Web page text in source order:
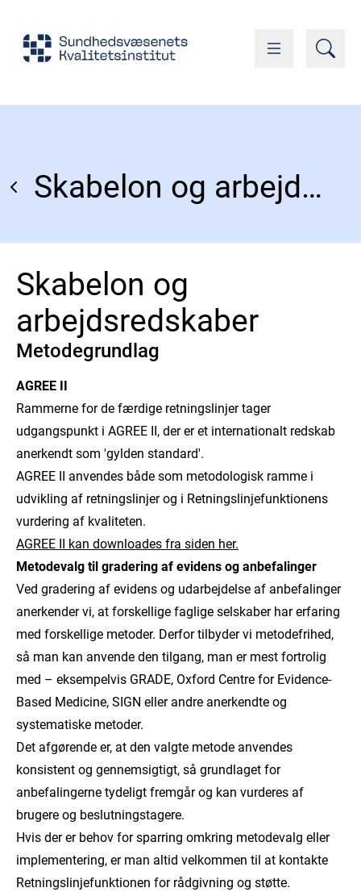
Skabelon og arbejdsredskaber
Skabelon og
arbejdsredskaber
Metodegrundlag
AGREE II
Rammerne for de færdige retningslinjer tager
udgangspunkt i AGREE II, der er et internationalt redskab
anerkendt som 'gylden standard'.
AGREE II anvendes både som metodologisk ramme i
udvikling af retningslinjer og i Retningslinjefunktionens
vurdering af kvaliteten.
AGREE II kan downloades fra siden her.
Metodevalg til gradering af evidens og anbefalinger
Ved gradering af evidens og udarbejdelse af anbefalinger
anerkender vi, at forskellige faglige selskaber har erfaring
med forskellige metoder. Derfor tilbyder vi metodefrihed,
så man kan anvende den tilgang, man er mest fortrolig
med – eksempelvis GRADE, Oxford Centre for Evidence-
Based Medicine, SIGN eller andre anerkendte og
systematiske metoder.
Det afgørende er, at den valgte metode anvendes
konsistent og gennemsigtigt, så grundlaget for
anbefalingerne tydeligt fremgår og kan vurderes af
brugere og beslutningstagere.
Hvis der er behov for sparring omkring metodevalg eller
implementering, er man altid velkommen til at kontakte
Retningslinjefunktionen for rådgivning og støtte.